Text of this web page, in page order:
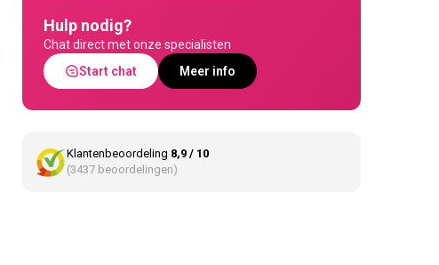
Hulp nodig?
Chat direct met onze specialisten
Start chat
Meer info
Klantenbeoordeling 8,9 / 10
(3437 beoordelingen)